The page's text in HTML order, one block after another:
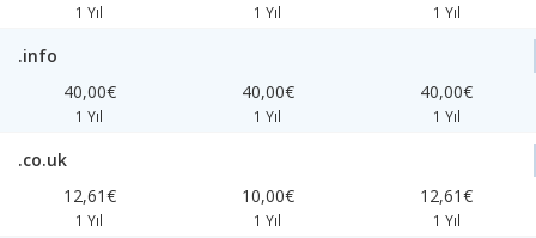
1 Yıl 1 Yıl 1 Yıl
.info
40,00€
1 Yıl
40,00€
1 Yıl
40,00€
1 Yıl
.co.uk
12,61€
1 Yıl
10,00€
1 Yıl
12,61€
1 Yıl